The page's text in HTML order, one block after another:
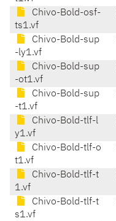
Chivo-Bold-osf-
ts1.vf
Chivo-Bold-sup
-ly1.vf
Chivo-Bold-sup
-ot1.vf
Chivo-Bold-sup
-t1.vf
Chivo-Bold-tlf-l
y1.vf
Chivo-Bold-tlf-o
t1.vf
Chivo-Bold-tlf-t
1.vf
Chivo-Bold-tlf-t
s1.vf